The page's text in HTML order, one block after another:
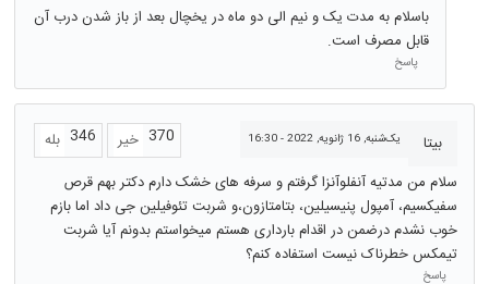
باسلام به مدت یک و نیم الی دو ماه در یخچال بعد از باز شدن درب آن
قابل مصرف است.
پاسخ
بیتا یک‌شنبه, 16 ژانویه, 2022 - 16:30 بله 346 خیر 370
سلام من مدتیه آنفلوآنزا گرفتم و سرفه های خشک دارم دکتر بهم قرص
سفیکسیم، آمپول پنیسیلین، بتامتازون،و شربت تئوفیلین جی داد اما بازم
خوب نشدم درضمن در اقدام بارداری هستم میخواستم بدونم آیا شربت
تیمکس خطرناک نیست استفاده کنم؟
پاسخ